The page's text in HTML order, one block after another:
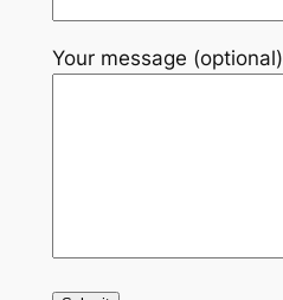
Your message (optional)